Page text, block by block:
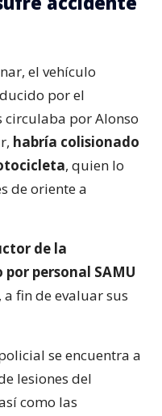
el vehículo
por el
por Alonso
habría colisionado
, quien lo
de oriente a
de la
personal SAMU
, a fin de evaluar sus
se encuentra a
lesiones del
como las